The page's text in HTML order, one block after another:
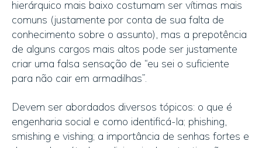
hierárquico mais baixo costumam ser vítimas mais
comuns (justamente por conta de sua falta de
conhecimento sobre o assunto), mas a prepotência
de alguns cargos mais altos pode ser justamente
criar uma falsa sensação de “eu sei o suficiente
para não cair em armadilhas”.
Devem ser abordados diversos tópicos: o que é
engenharia social e como identificá-la; phishing,
smishing e vishing; a importância de senhas fortes e